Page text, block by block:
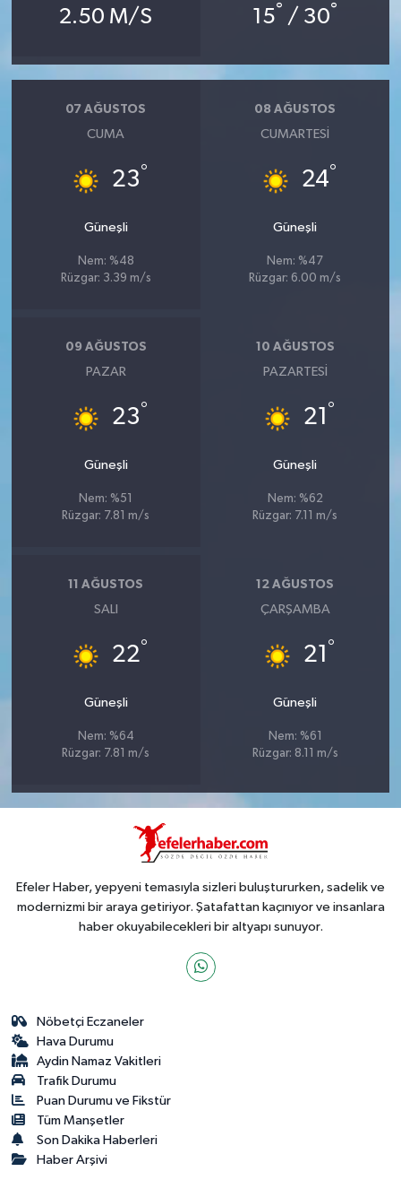
2.50 M/S 15° / 30°
07 AĞUSTOS
CUMA
23°
Güneşli
Nem: %48
Rüzgar: 3.39 m/s
08 AĞUSTOS
CUMARTESI
24°
Güneşli
Nem: %47
Rüzgar: 6.00 m/s
09 AĞUSTOS
PAZAR
23°
Güneşli
Nem: %51
Rüzgar: 7.81 m/s
10 AĞUSTOS
PAZARTESI
21 °
Güneşli
Nem: %62
Rüzgar: 7.11 m/s
11 AĞUSTOS
SALI
22°
Güneşli
Nem: %64
Rüzgar: 7.81 m/s
12 AĞUSTOS
ÇARŞAMBA
21 °
Güneşli
Nem: %61
Rüzgar: 8.11 m/s
Efeler Haber, yepyeni temasıyla sizleri buluştururken, sadelik ve
modernizmi bir araya getiriyor. Şatafattan kaçınıyor ve insanlara
haber okuyabilecekleri bir altyapı sunuyor.
Nöbetçi Eczaneler
Hava Durumu
Aydin Namaz Vakitleri
Trafik Durumu
Puan Durumu ve Fikstür
Tüm Manşetler
Son Dakika Haberleri
Haber Arşivi